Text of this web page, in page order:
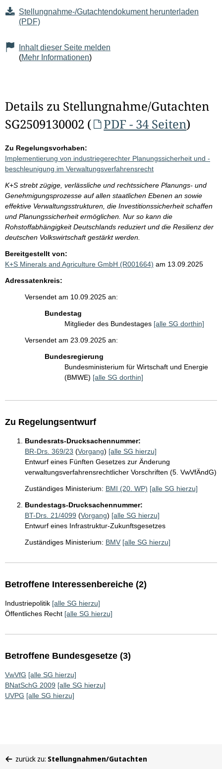
Stellungnahme-/Gutachtendokument herunterladen
(PDF)
Inhalt dieser Seite melden
(Mehr Informationen)
Details zu Stellungnahme/Gutachten
SG2509130002 (
PDF - 34 Seiten)
Zu Regelungsvorhaben:
Implementierung von industriegerechter Planungssicherheit und -
beschleunigung im Verwaltungsverfahrensrecht
K+S strebt zügige, verlässliche und rechtssichere Planungs- und
Genehmigungsprozesse auf allen staatlichen Ebenen an sowie
effektive Verwaltungsstrukturen, die Investitionssicherheit schaffen
und Planungssicherheit ermöglichen. Nur so kann die
Rohstoffabhängigkeit Deutschlands reduziert und die Resilienz der
deutschen Volkswirtschaft gestärkt werden.
Bereitgestellt von:
K+S Minerals and Agriculture GmbH (R001664) am 13.09.2025
Adressatenkreis:
Versendet am 10.09.2025 an:
Bundestag
Mitglieder des Bundestages [alle SG dorthin]
Versendet am 23.09.2025 an:
Bundesregierung
Bundesministerium für Wirtschaft und Energie
(BMWE) [alle SG dorthin]
Zu Regelungsentwurf
Bundesrats-Drucksachennummer:
BR-Drs. 369/23 (Vorgang) [alle SG hierzu]
Entwurf eines Fünften Gesetzes zur Änderung
verwaltungsverfahrensrechtlicher Vorschriften (5. VwVfÄndG)
Zuständiges Ministerium: BMI (20. WP) [alle SG hierzu]
Bundestags-Drucksachennummer:
BT-Drs. 21/4099 (Vorgang) [alle SG hierzu]
Entwurf eines Infrastruktur-Zukunftsgesetzes
Zuständiges Ministerium: BMV [alle SG hierzu]
Betroffene Interessenbereiche (2)
Industriepolitik [alle SG hierzu]
Öffentliches Recht [alle SG hierzu]
Betroffene Bundesgesetze (3)
VwVfG [alle SG hierzu]
BNatSchG 2009 [alle SG hierzu]
UVPG [alle SG hierzu]
befinden
zurück zu: Stellungnahmen/Gutachten